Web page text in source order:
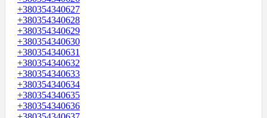
+380354340627
+380354340628
+380354340629
+380354340630
+380354340631
+380354340632
+380354340633
+380354340634
+380354340635
+380354340636